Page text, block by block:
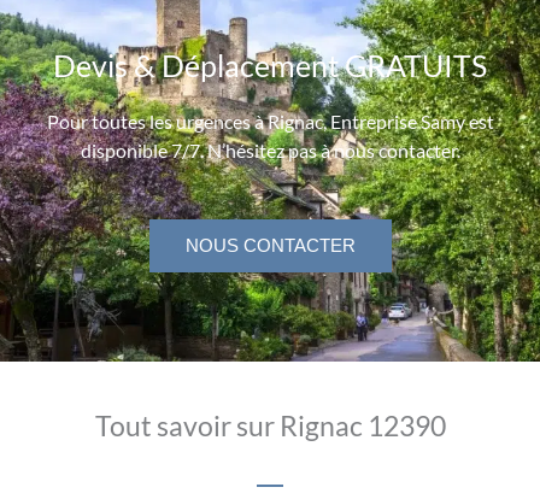
Devis & Déplacement GRATUITS
Pour toutes les urgences à Rignac, Entreprise Samy est
disponible 7/7. N’hésitez pas à nous contacter.
NOUS CONTACTER
Tout savoir sur Rignac 12390